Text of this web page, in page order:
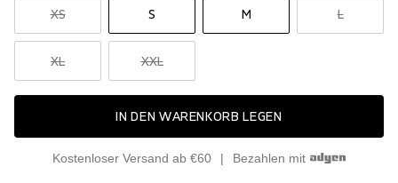
XS S M L
XL XXL
IN DEN WARENKORB LEGEN
Kostenloser Versand ab €60 Bezahlen mit